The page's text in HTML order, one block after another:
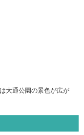
大通公園の景色が広が